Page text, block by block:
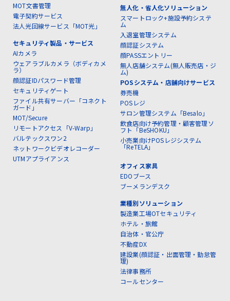
MOT文書管理
電子契約サービス
法人光回線サービス「MOT光」
セキュリティ製品・サービス
AIカメラ
ウェアラブルカメラ（ボディカメ
ラ）
顔認証IDパスワード管理
セキュリティゲート
ファイル共有サーバー「コネクト
ガード」
MOT/Secure
リモートアクセス「V-Warp」
バルテックスワン2
ネットワークビデオレコーダー
UTMアプライアンス
無人化・省人化ソリューション
スマートロック+施設予約システ
ム
入退室管理システム
顔認証システム
顔PASSエントリー
無人店舗システム(無人販売店・ジ
ム)
POSシステム・店舗向けサービス
券売機
POSレジ
サロン管理システム「Besalo」
飲食店向け予約管理・顧客管理ソ
フト「BeSHOKU」
小売業向けPOSレジシステム
「ReTELA」
オフィス家具
EDOブース
ブーメランデスク
業種別ソリューション
製造業工場OTセキュリティ
ホテル・旅館
自治体・官公庁
不動産DX
建設業(顔認証・出面管理・勤怠管
理)
法律事務所
コールセンター